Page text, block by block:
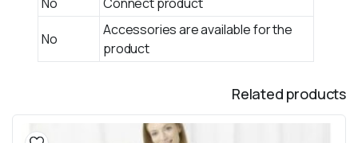
Accessories are available for the
product
No
Related products